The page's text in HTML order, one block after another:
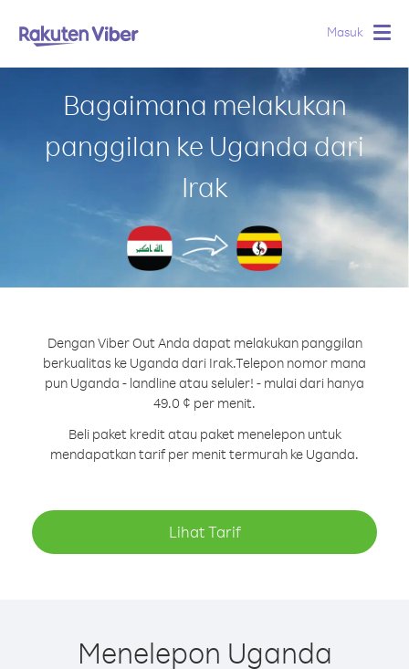
Masuk
Bagaimana melakukan
panggilan ke Uganda dari
Irak
Dengan Viber Out Anda dapat melakukan panggilan
berkualitas ke Uganda dari Irak.Telepon nomor mana
pun Uganda - landline atau seluler! - mulai dari hanya
49.0 ¢ per menit.
Beli paket kredit atau paket menelepon untuk
mendapatkan tarif per menit termurah ke Uganda.
Lihat Tarif
Menelepon Uganda